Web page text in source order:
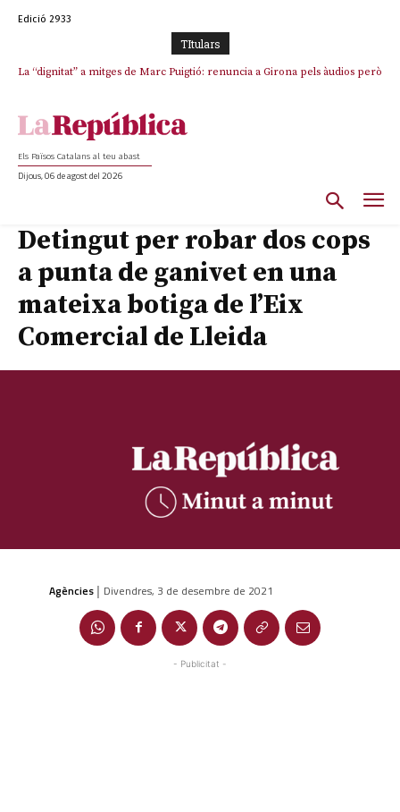
Edició 2933
TItulars
La “dignitat” a mitges de Marc Puigtió: renuncia a Girona pels àudios però
Els Països Catalans al teu abast
Dijous, 06 de agost del 2026
Detingut per robar dos cops
a punta de ganivet en una
mateixa botiga de l’Eix
Comercial de Lleida
Agències | Divendres, 3 de desembre de 2021
- Publicitat -